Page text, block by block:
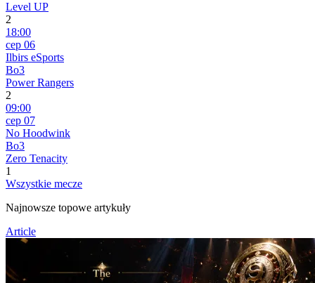
Level UP
2
18:00
сер 06
Ilbirs eSports
Bo3
Power Rangers
2
09:00
сер 07
No Hoodwink
Bo3
Zero Tenacity
1
Wszystkie mecze
Najnowsze topowe artykuły
Article